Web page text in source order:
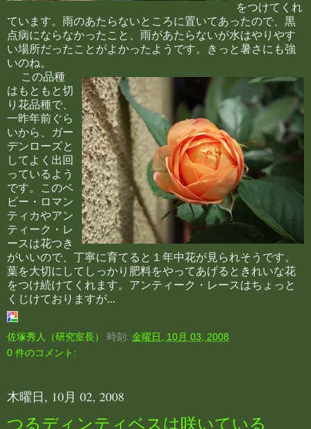
をつけてくれ
ています。雨のあたらないところに置いてあったので、黒
点病にならなかったこと、雨があたらないが水はやりやす
い場所だったことがよかったようです。きっと暑さにも強
いのね。
この品種
はもともと切
り花品種で、
一昨年前ぐら
いから、ガー
デンローズと
してよく出回
っているよう
です。このベ
ビー・ロマン
ティカやアン
ティーク・レ
ースは花つき
がいいので、丁寧に育てると１年中花が見られそうです。
葉を大切にしてしっかり肥料をやってあげるときれいな花
をつけ続けてくれます。アンティーク・レースはちょっと
くじけておりますが...
佐塚秀人（研究室長） 時刻: 金曜日, 10月 03, 2008
0 件のコメント:
木曜日, 10月 02, 2008
つるディンティベスは咲いている